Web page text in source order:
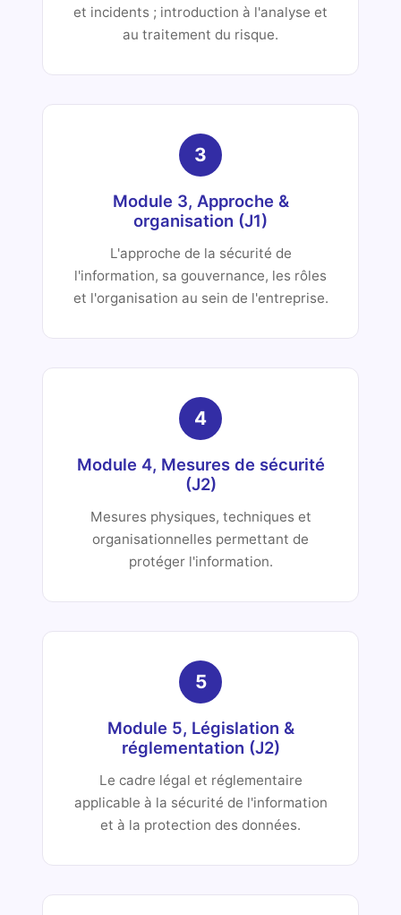
et incidents ; introduction à l'analyse et
au traitement du risque.
3
Module 3, Approche &
organisation (J1)
L'approche de la sécurité de
l'information, sa gouvernance, les rôles
et l'organisation au sein de l'entreprise.
4
Module 4, Mesures de sécurité
(J2)
Mesures physiques, techniques et
organisationnelles permettant de
protéger l'information.
5
Module 5, Législation &
réglementation (J2)
Le cadre légal et réglementaire
applicable à la sécurité de l'information
et à la protection des données.